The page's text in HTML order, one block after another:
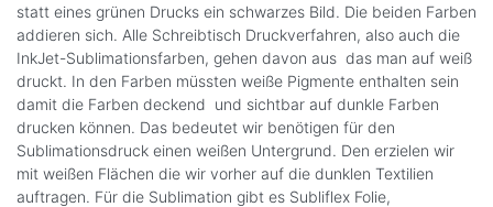
statt eines grünen Drucks ein schwarzes Bild. Die beiden Farben
addieren sich. Alle Schreibtisch Druckverfahren, also auch die
InkJet-Sublimationsfarben, gehen davon aus das man auf weiß
druckt. In den Farben müssten weiße Pigmente enthalten sein
damit die Farben deckend und sichtbar auf dunkle Farben
drucken können. Das bedeutet wir benötigen für den
Sublimationsdruck einen weißen Untergrund. Den erzielen wir
mit weißen Flächen die wir vorher auf die dunklen Textilien
auftragen. Für die Sublimation gibt es Subliflex Folie,